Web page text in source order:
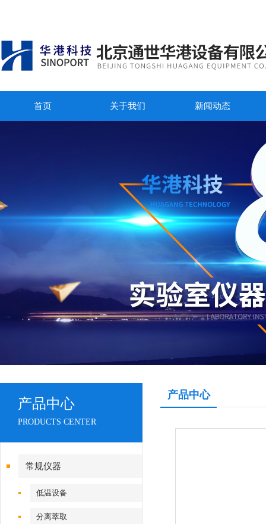
首页 关于我们 新闻动态
产品中心
PRODUCTS CENTER
常规仪器
低温设备
分离萃取
产品中心